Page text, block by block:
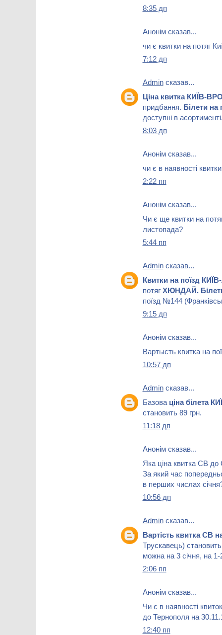
8:35 дп
Анонім сказав...
чи є квитки на потяг
7:12 дп
Adminсказав...
Ціна квитка КИЇВ-
придбання. Білети на
доступні в
8:03 дп
Анонім сказав...
чи є в наявності
2:22 пп
Анонім сказав...
Чи є ще квитки на
листопада?
5:44 пп
Adminсказав...
Квитки на поїзд
потяг ХЮНДАЙ.
поїзд №144
9:15 дп
Анонім сказав...
Вартысть квитка на
10:57 дп
Adminсказав...
Базова ціна білета
становить 89 грн.
11:18 дп
Анонім сказав...
Яка ціна квитка СВ
За який час
в перших числах
10:56 дп
Adminсказав...
Вартість квитка СВ
Трускавець)
можна на 3 січня, на 1-
2:06 пп
Анонім сказав...
Чи є в наявності
до Тернополя на
12:40 пп